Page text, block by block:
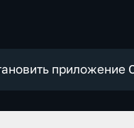
приложение